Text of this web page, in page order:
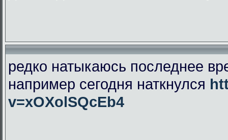
редко натыкаюсь последнее
например сегодня наткнулся
v=xOXolSQcEb4